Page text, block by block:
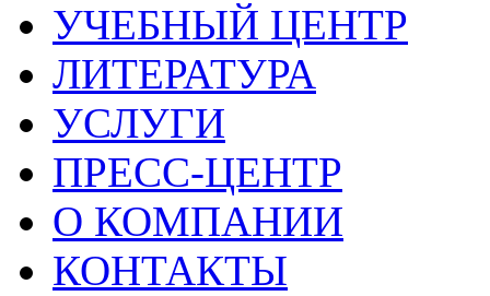
УЧЕБНЫЙ ЦЕНТР
ЛИТЕРАТУРА
УСЛУГИ
ПРЕСС-ЦЕНТР
О КОМПАНИИ
КОНТАКТЫ